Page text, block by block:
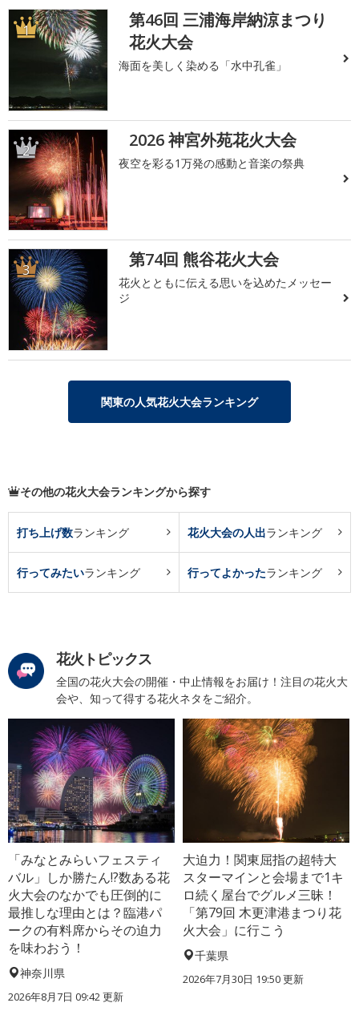
1
第46回 三浦海岸納涼まつり
花火大会
海面を美しく染める「水中孔雀」
2 2026 神宮外苑花火大会
夜空を彩る1万発の感動と音楽の祭典
3 第74回 熊谷花火大会
花火とともに伝える思いを込めたメッセー
ジ
関東の人気花火大会ランキング
その他の花火大会ランキングから探す
打ち上げ数ランキング 花火大会の人出ランキング
行ってみたいランキング 行ってよかったランキング
花火トピックス
全国の花火大会の開催・中止情報をお届け！注目の花火大
会や、知って得する花火ネタをご紹介。
「みなとみらいフェスティ
バル」しか勝たん!?数ある花
火大会のなかでも圧倒的に
最推しな理由とは？臨港パ
ークの有料席からその迫力
を味わおう！
神奈川県
2026年8月7日 09:42 更新
大迫力！関東屈指の超特大
スターマインと会場まで1キ
ロ続く屋台でグルメ三昧！
「第79回 木更津港まつり花
火大会」に行こう
千葉県
2026年7月30日 19:50 更新